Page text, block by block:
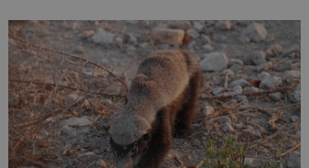
se na koloběžce a den zakončit poznáváním památek ve
Velkých Losinách nebo v termálním